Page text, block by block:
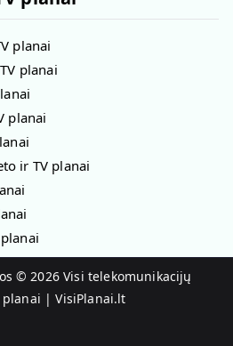
planai
planai
planai
ir TV planai
© 2026Visi telekomunikacijų
| VisiPlanai.lt